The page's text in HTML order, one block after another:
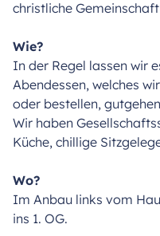
christliche Gemeinschaft
Wie?
In der Regel lassen wir
Abendessen, welches
oder bestellen,
Wir haben
Küche, chillige
Wo?
Im Anbau links vom
ins 1. OG.